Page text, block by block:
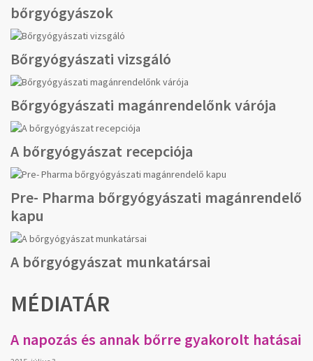
bőrgyógyászok
Bőrgyógyászati vizsgáló
Bőrgyógyászati magánrendelőnk várója
A bőrgyógyászat recepciója
Pre- Pharma bőrgyógyászati magánrendelő
kapu
A bőrgyógyászat munkatársai
MÉDIATÁR
A napozás és annak bőrre gyakorolt hatásai